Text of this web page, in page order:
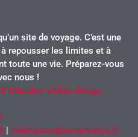
site de voyage. C’est une
repousser les limites et à
toute une vie. Préparez-vous
nous !
Mézidon Vallée d’Auge,
| webmaster@terramerica.fr